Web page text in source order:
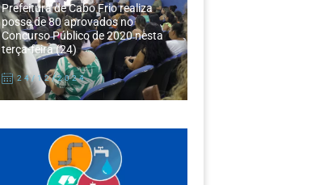
Prefeitura de Cabo Frio realiza
posse de 80 aprovados no
Concurso Público de 2020 nesta
terça-feira (24)
24/12/2024